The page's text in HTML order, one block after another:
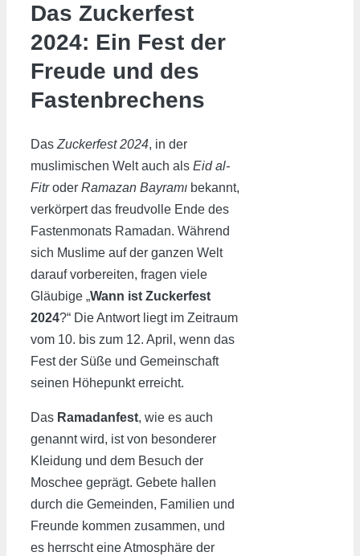
Das Zuckerfest
2024: Ein Fest der
Freude und des
Fastenbrechens
Das Zuckerfest 2024, in der
muslimischen Welt auch als Eid al-
Fitroder Ramazan Bayramı bekannt,
verkörpert das freudvolle Ende des
Fastenmonats Ramadan. Während
sich Muslime auf der ganzen Welt
darauf vorbereiten, fragen viele
Gläubige „Wann ist Zuckerfest
2024?“ Die Antwort liegt im Zeitraum
vom 10. bis zum 12. April, wenn das
Fest der Süße und Gemeinschaft
seinen Höhepunkt erreicht.
Das Ramadanfest, wie es auch
genannt wird, ist von besonderer
Kleidung und dem Besuch der
Moschee geprägt. Gebete hallen
durch die Gemeinden, Familien und
Freunde kommen zusammen, und
es herrscht eine Atmosphäre der